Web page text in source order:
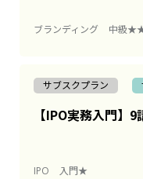
ブランディング 中級
サブスクプラン
【IPO実務入門】
IPO 入門★